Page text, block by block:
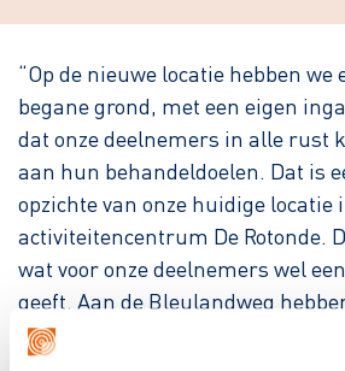
“Op de nieuwe locatie hebben we
begane grond, met een eigen
dat onze deelnemers in alle rust
aan hun behandeldoelen. Dat is
opzichte van onze huidige locatie
activiteitencentrum De Rotonde.
wat voor onze deelnemers wel
geeft. Aan de Bleulandweg
prikkelarme behandelruimtes: